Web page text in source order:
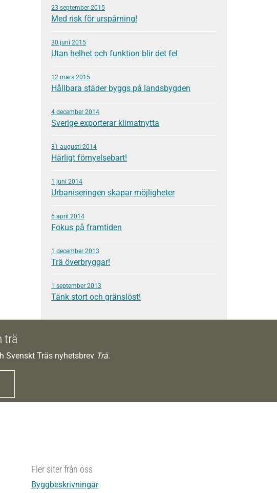
23 september 2015
Med risk för urspårning!
30 juni 2015
Utan helhet och funktion blir det fel
12 mars 2015
Hållbara städer byggs på landsbygden
4 december 2014
Sverige exporterar klimatnytta
31 augusti 2014
Härligt förnyelsebart!
1 juni 2014
Urbaniseringen skapar möjligheter
6 april 2014
Fokus på framtiden
1 december 2013
Trä överbryggar!
1 september 2013
Tänk stort och gränslöst!
trä
Svenskt Träs nyhetsbrev Trä.
Fler siter från oss
Byggbeskrivningar